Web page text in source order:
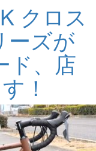
クロス
ーズが
ド、店
！